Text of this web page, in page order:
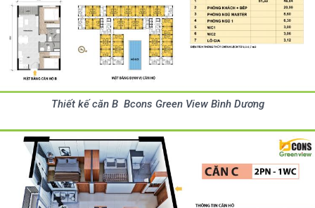
Thiết kế căn B Bcons Green View Bình Dương